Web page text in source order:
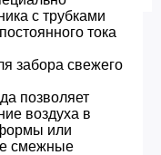
с трубками
тока
забора свежего
позволяет
воздуха в
или
смежные